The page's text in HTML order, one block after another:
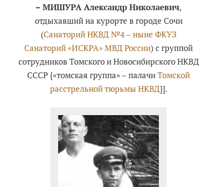
– МИШУРА Александр Николаевич,
отдыхавший на курорте в городе Сочи
(Санаторий НКВД №4 – ныне ФКУЗ
Санаторий «ИСКРА» МВД России) с группой
сотрудников Томского и Новосибирского НКВД
СССР {«томская группа» – палачиТомской
расстрельной тюрьмы НКВД}].